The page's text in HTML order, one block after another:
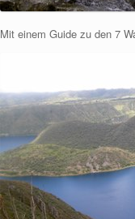
Mit einem Guide zu den 7